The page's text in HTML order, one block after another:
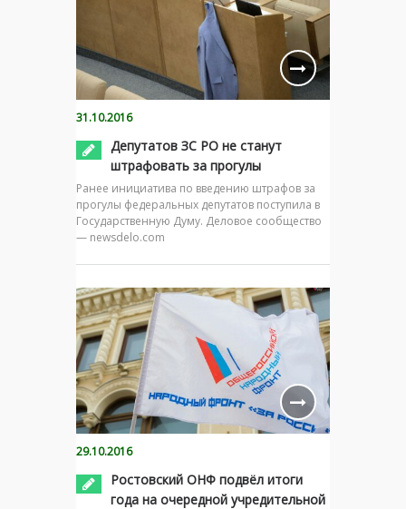
31.10.2016
Депутатов ЗС РО не станут
штрафовать за прогулы
Ранее инициатива по введению штрафов за
прогулы федеральных депутатов поступила в
Государственную Думу. Деловое сообщество
— newsdelo.com
29.10.2016
Ростовский ОНФ подвёл итоги
года на очередной учредительной